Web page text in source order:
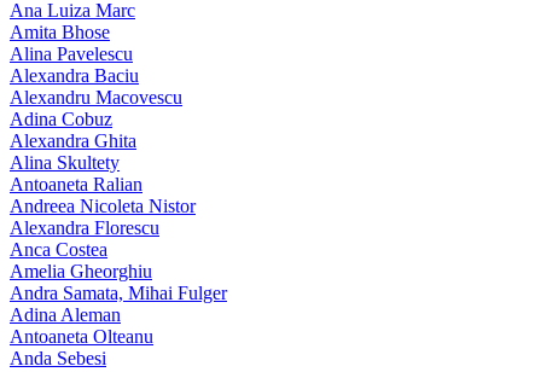
Ana Luiza Marc
Amita Bhose
Alina Pavelescu
Alexandra Baciu
Alexandru Macovescu
Adina Cobuz
Alexandra Ghita
Alina Skultety
Antoaneta Ralian
Andreea Nicoleta Nistor
Alexandra Florescu
Anca Costea
Amelia Gheorghiu
Andra Samata, Mihai Fulger
Adina Aleman
Antoaneta Olteanu
Anda Sebesi